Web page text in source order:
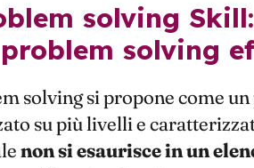
solving
solving si propone come un
su più livelli e
non si esaurisce in un